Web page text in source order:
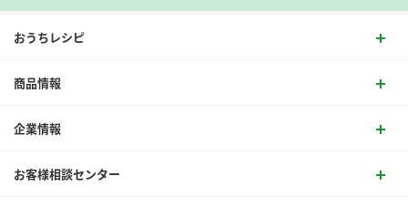
おうちレシピ
商品情報
企業情報
お客様相談センター